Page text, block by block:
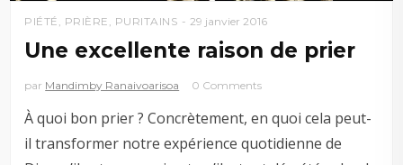
PIÉTÉ PRIÈRE PURITAINS 29 janvier 2016
Une excellente raison de prier
par Mandimby Ranaivoarisoa 0 Comments
À quoi bon prier ? Concrètement, en quoi cela peut-
il transformer notre expérience quotidienne de